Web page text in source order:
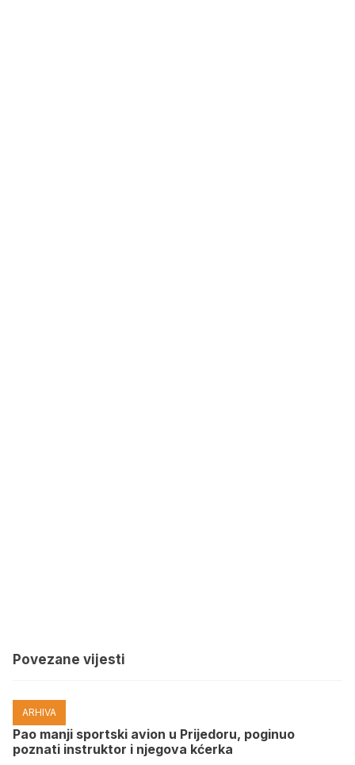
Povezane vijesti
ARHIVA
Pao manji sportski avion u Prijedoru, poginuo
poznati instruktor i njegova kćerka